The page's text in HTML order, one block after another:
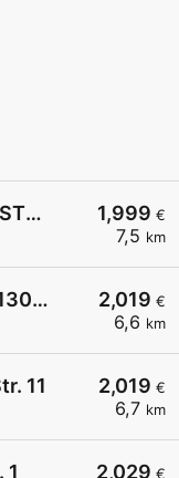
1,999 €
7,5 km
JET POTSDAM GROSSBEERENSTR. 344
2,019 €
6,6 km
JET POTSDAM ZEPPELINSTR. 130-131
2,019 €
6,7 km
11
2,029 €
1